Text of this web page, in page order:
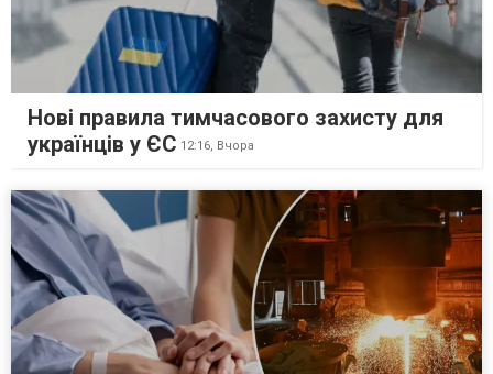
Нові правила тимчасового захисту для
українців у ЄС 12:16, Вчора